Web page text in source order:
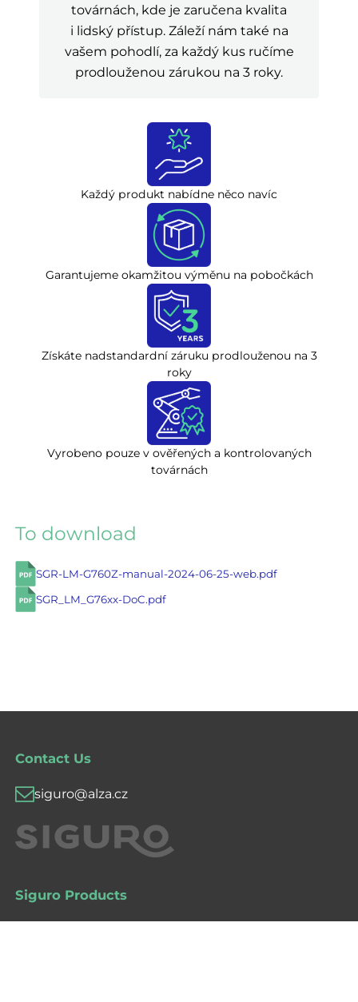
továrnách, kde je zaručena kvalita
i lidský přístup. Záleží nám také na
vašem pohodlí, za každý kus ručíme
prodlouženou zárukou na 3 roky.
Každý produkt nabídne něco navíc
Garantujeme okamžitou výměnu na pobočkách
Získáte nadstandardní záruku prodlouženou na 3
roky
Vyrobeno pouze v ověřených a kontrolovaných
továrnách
To download
SGR-LM-G760Z-manual-2024-06-25-web.pdf
SGR_LM_G76xx-DoC.pdf
Contact Us
siguro@alza.cz
Siguro Products